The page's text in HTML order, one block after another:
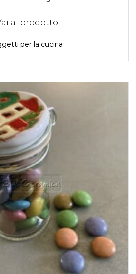
al prodotto
per la cucina